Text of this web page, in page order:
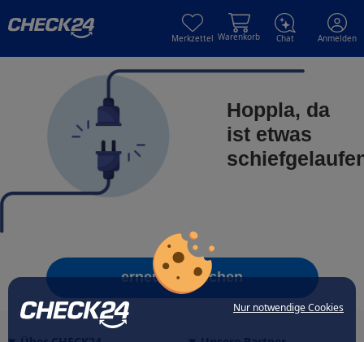
Nur notwendige Cookies
Merkzettel Warenkorb Chat Anmelden
Hoppla, da
ist etwas
erneut versuchen